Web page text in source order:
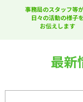
事務局のスタッフ等が
日々の活動の様子を
お伝えします
最新